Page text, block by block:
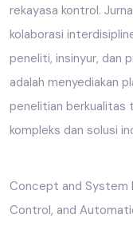
rekayasa kontrol.
kolaborasi
peneliti, insinyur, dan
adalah menyediakan
penelitian berkualitas
kompleks dan solusi
Concept and System
Control, and